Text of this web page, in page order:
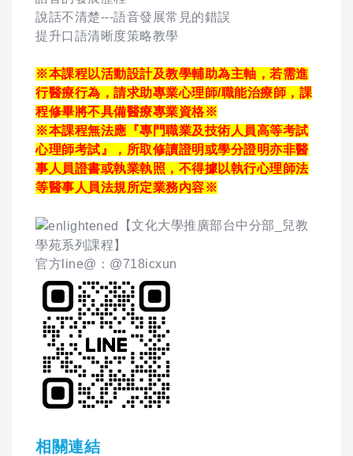
說話不清楚---語音發展常見的錯誤
提升口語清晰度策略教學
※本課程以活動設計及教學輔助為主軸，若需進
行醫療行為，請求助專業心理師/職能治療師，課
程修畢將不具備醫療專業資格※
※本課程無法應『專門職業及技術人員高等考試
心理師考試』，所取修讀證明或學分證明亦非醫
事人員證書或執業執照，不得據以執行心理師法
等醫事人員法規所定業務內容※
【文化大學推廣部台中分部_兒教
學苑系列課程】
官方line@：@718icxun
相關連結